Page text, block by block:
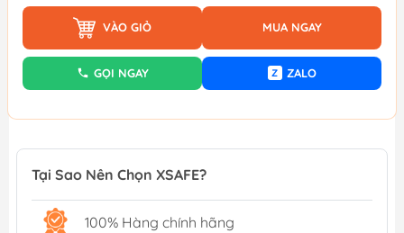
VÀO GIỎ MUA NGAY
GỌI NGAY Z ZALO
Tại Sao Nên Chọn XSAFE?
100% Hàng chính hãng